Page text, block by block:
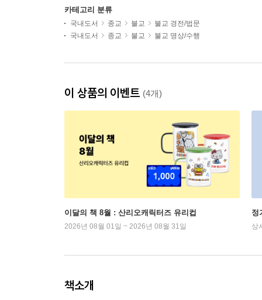
카테고리 분류
국내도서 종교 불교
불교 경전/법문
국내도서
종교 불교 불교 명상/수행
이 상품의 이벤트 (4개)
이달의 책 8월 : 산리오캐릭터즈 유리컵
2026년 08월 01일 ~ 2026년 08월 31일
정
상
책소개